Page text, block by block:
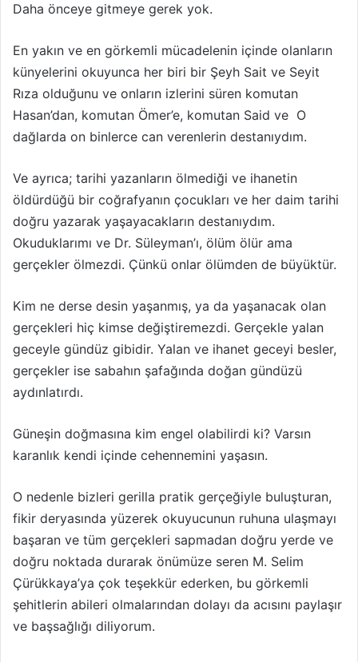
Daha önceye gitmeye gerek yok.
En yakın ve en görkemli mücadelenin içinde olanların
künyelerini okuyunca her biri bir Şeyh Sait ve Seyit
Rıza olduğunu ve onların izlerini süren komutan
Hasan’dan, komutan Ömer’e, komutan Said ve O
dağlarda on binlerce can verenlerin destanıydım.
Ve ayrıca; tarihi yazanların ölmediği ve ihanetin
öldürdüğü bir coğrafyanın çocukları ve her daim tarihi
doğru yazarak yaşayacakların destanıydım.
Okuduklarımı ve Dr. Süleyman’ı, ölüm ölür ama
gerçekler ölmezdi. Çünkü onlar ölümden de büyüktür.
Kim ne derse desin yaşanmış, ya da yaşanacak olan
gerçekleri hiç kimse değiştiremezdi. Gerçekle yalan
geceyle gündüz gibidir. Yalan ve ihanet geceyi besler,
gerçekler ise sabahın şafağında doğan gündüzü
aydınlatırdı.
Güneşin doğmasına kim engel olabilirdi ki? Varsın
karanlık kendi içinde cehennemini yaşasın.
O nedenle bizleri gerilla pratik gerçeğiyle buluşturan,
fikir deryasında yüzerek okuyucunun ruhuna ulaşmayı
başaran ve tüm gerçekleri sapmadan doğru yerde ve
doğru noktada durarak önümüze seren M. Selim
Çürükkaya’ya çok teşekkür ederken, bu görkemli
şehitlerin abileri olmalarından dolayı da acısını paylaşır
ve başsağlığı diliyorum.